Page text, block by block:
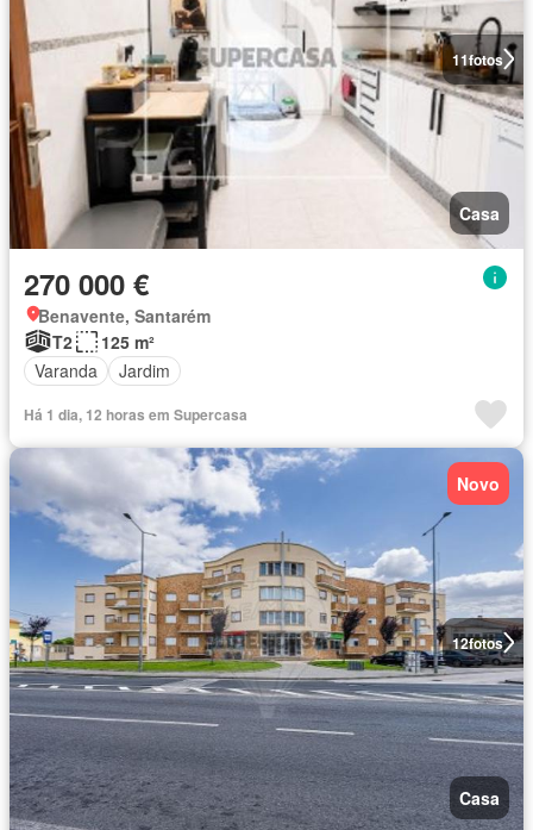
11fotos
Casa
270 000 €
Benavente, Santarém
T2
125 m²
Varanda
Jardim
Há 1 dia, 12 horas em Supercasa
12fotos
Novo
Casa